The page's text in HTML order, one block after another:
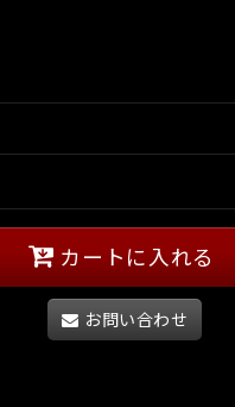
カートに入れる
お問い合わせ